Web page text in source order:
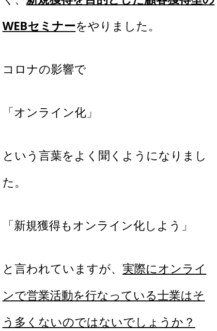
WEBセミナーをやりました。
コロナの影響で
「オンライン化」
という言葉をよく聞くようになりまし
た。
「新規獲得もオンライン化しよう」
と言われていますが、 実際にオンライ
ンで営業活動を行なっている士業はそ
う多くないのではないでしょうか？